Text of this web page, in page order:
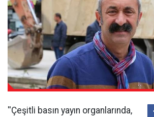
''Çeşitli basın yayın organlarında,